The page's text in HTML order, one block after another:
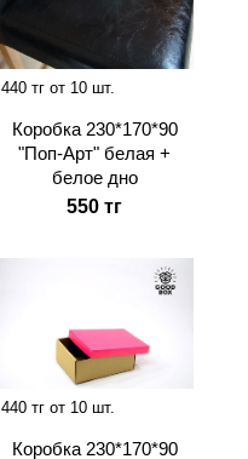
440 тг от 10 шт.
Коробка 230*170*90
"Поп-Арт" белая +
белое дно
550 тг
440 тг от 10 шт.
Коробка 230*170*90